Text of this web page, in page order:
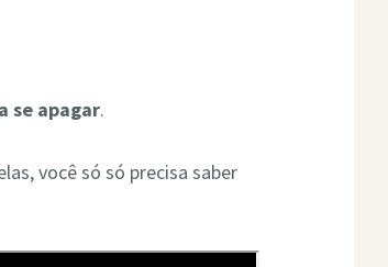
se apagar.
você só só precisa saber